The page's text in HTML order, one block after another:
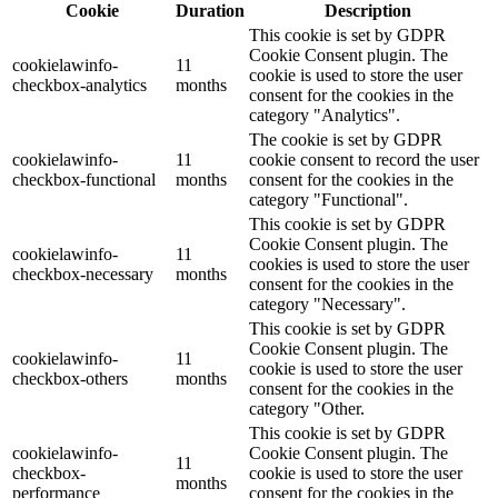
Cookie Duration Description
cookielawinfo-
checkbox-analytics
11
months
This cookie is set by GDPR
Cookie Consent plugin. The
cookie is used to store the user
consent for the cookies in the
category "Analytics".
cookielawinfo-
checkbox-functional
11
months
The cookie is set by GDPR
cookie consent to record the user
consent for the cookies in the
category "Functional".
cookielawinfo-
checkbox-necessary
11
months
This cookie is set by GDPR
Cookie Consent plugin. The
cookies is used to store the user
consent for the cookies in the
category "Necessary".
cookielawinfo-
checkbox-others
11
months
This cookie is set by GDPR
Cookie Consent plugin. The
cookie is used to store the user
consent for the cookies in the
category "Other.
cookielawinfo-
checkbox-
performance
11
months
This cookie is set by GDPR
Cookie Consent plugin. The
cookie is used to store the user
consent for the cookies in the